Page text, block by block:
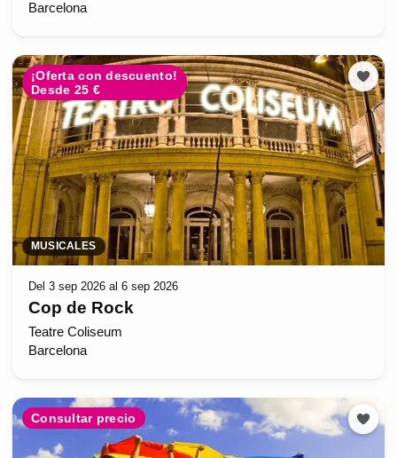
Barcelona
¡Oferta con descuento!
Desde 25 €
MUSICALES
Del 3 sep 2026 al 6 sep 2026
Cop de Rock
Teatre Coliseum
Barcelona
Consultar precio